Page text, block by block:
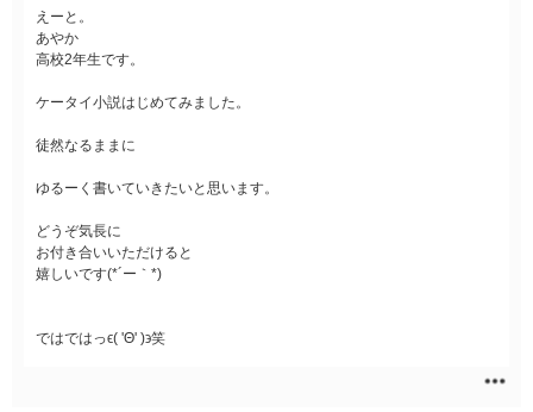
えーと。
あやか
高校2年生です。
ケータイ小説はじめてみました。
徒然なるままに
ゆるーく書いていきたいと思います。
どうぞ気長に
お付き合いいただけると
嬉しいです(*´ー｀*)
ではではっϵ( 'Θ' )϶笑